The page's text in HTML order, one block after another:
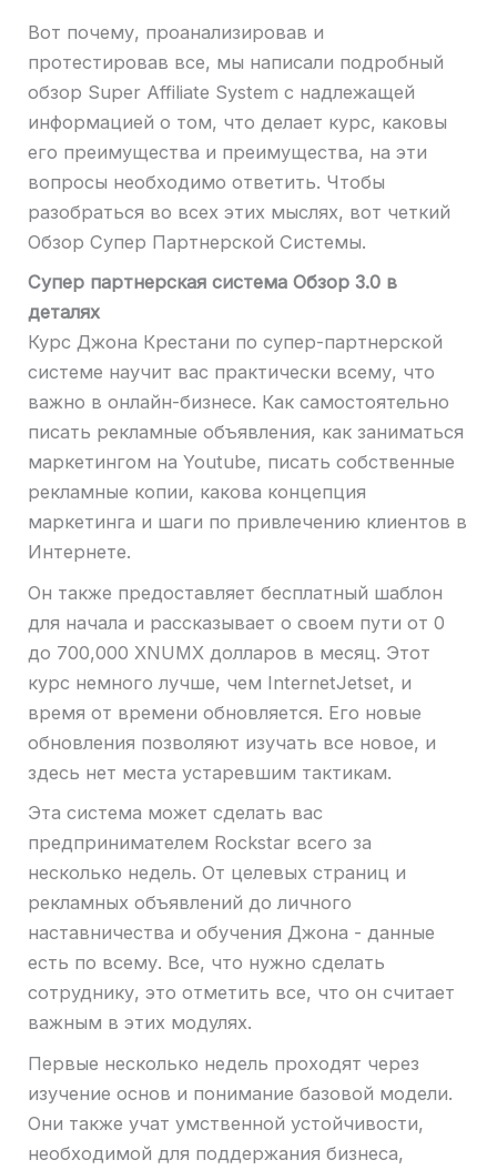
Вот почему, проанализировав и
протестировав все, мы написали подробный
обзор Super Affiliate System с надлежащей
информацией о том, что делает курс, каковы
его преимущества и преимущества, на эти
вопросы необходимо ответить. Чтобы
разобраться во всех этих мыслях, вот четкий
Обзор Супер Партнерской Системы.
Супер партнерская система Обзор 3.0 в
деталях
Курс Джона Крестани по супер-партнерской
системе научит вас практически всему, что
важно в онлайн-бизнесе. Как самостоятельно
писать рекламные объявления, как заниматься
маркетингом на Youtube, писать собственные
рекламные копии, какова концепция
маркетинга и шаги по привлечению клиентов в
Интернете.
Он также предоставляет бесплатный шаблон
для начала и рассказывает о своем пути от 0
до 700,000 XNUMX долларов в месяц. Этот
курс немного лучше, чем InternetJetset, и
время от времени обновляется. Его новые
обновления позволяют изучать все новое, и
здесь нет места устаревшим тактикам.
Эта система может сделать вас
предпринимателем Rockstar всего за
несколько недель. От целевых страниц и
рекламных объявлений до личного
наставничества и обучения Джона - данные
есть по всему. Все, что нужно сделать
сотруднику, это отметить все, что он считает
важным в этих модулях.
Первые несколько недель проходят через
изучение основ и понимание базовой модели.
Они также учат умственной устойчивости,
необходимой для поддержания бизнеса,